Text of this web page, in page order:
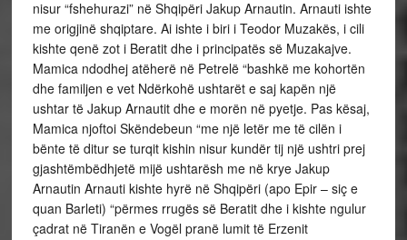
nisur “fshehurazi” në Shqipëri Jakup Arnautin. Arnauti ishte
me origjinë shqiptare. Ai ishte i biri i Teodor Muzakës, i cili
kishte qenë zot i Beratit dhe i principatës së Muzakajve.
Mamica ndodhej atëherë në Petrelë “bashkë me kohortën
dhe familjen e vet Ndërkohë ushtarët e saj kapën një
ushtar të Jakup Arnautit dhe e morën në pyetje. Pas kësaj,
Mamica njoftoi Skëndebeun “me një letër me të cilën i
bënte të ditur se turqit kishin nisur kundër tij një ushtri prej
gjashtëmbëdhjetë mijë ushtarësh me në krye Jakup
Arnautin Arnauti kishte hyrë në Shqipëri (apo Epir – siç e
quan Barleti) “përmes rrugës së Beratit dhe i kishte ngulur
çadrat në Tiranën e Vogël pranë lumit të Erzenit